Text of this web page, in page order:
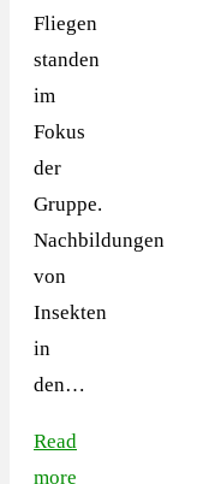
Fliegen
standen
im
Fokus
der
Gruppe.
Nachbildungen
von
Insekten
in
den…
Read
more